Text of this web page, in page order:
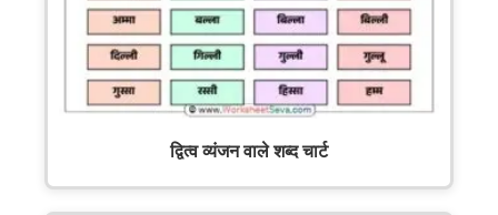
द्वित्व व्यंजन वाले शब्द चार्ट